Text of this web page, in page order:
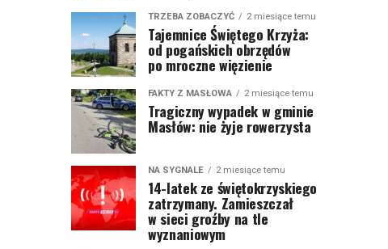
TRZEBA ZOBACZYĆ 2 miesiące temu
Tajemnice Świętego Krzyża:
od pogańskich obrzędów
po mroczne więzienie
FAKTY Z MASŁOWA 2 miesiące temu
Tragiczny wypadek w gminie
Masłów: nie żyje rowerzysta
NA SYGNALE 2 miesiące temu
14-latek ze świętokrzyskiego
zatrzymany. Zamieszczał
w sieci groźby na tle
wyznaniowym